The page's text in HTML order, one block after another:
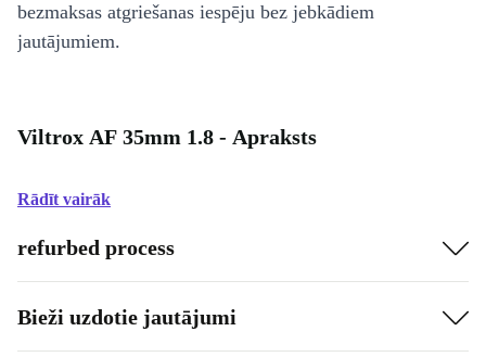
bezmaksas atgriešanas iespēju bez jebkādiem
jautājumiem.
Viltrox AF 35mm 1.8 - Apraksts
Rādīt vairāk
refurbed process
Bieži uzdotie jautājumi